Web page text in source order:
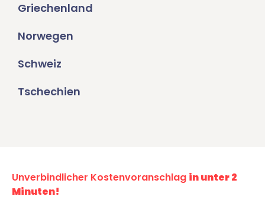
Griechenland
Norwegen
Schweiz
Tschechien
Unverbindlicher Kostenvoranschlag in unter 2
Minuten!